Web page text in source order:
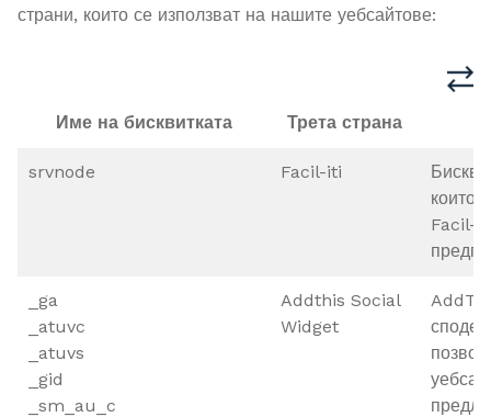
страни, които се използват на нашите уебсайтове:
Име на бисквитката Трета страна
srvnode Facil-iti
които
Facil-
_ga
_atuvc
_atuvs
_gid
_sm_au_c
Addthis Social
Widget